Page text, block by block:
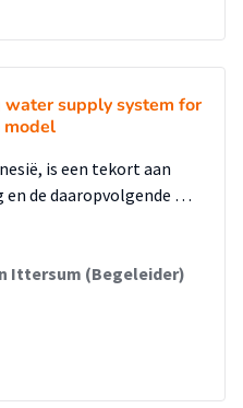
supply system for
model
is een tekort aan
de daaropvolgende …
Ittersum (Begeleider)